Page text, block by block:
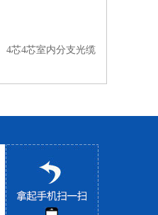
4芯4芯室内分支光缆